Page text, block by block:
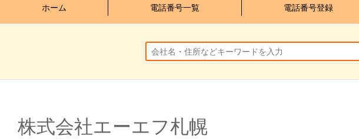
ホーム 電話番号一覧 電話番号登録
株式会社エーエフ札幌